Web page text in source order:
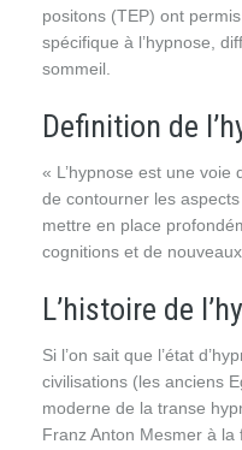
positons (TEP) ont
spécifique à l’hypnose,
sommeil.
Definition de
« L’hypnose est une voie
de contourner les
mettre en place
cognitions et de
L’histoire de
Si l’on sait que l’état
civilisations (les anciens
moderne de la transe
Franz Anton Mesmer à la